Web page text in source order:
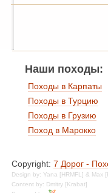
Наши походы:
Походы в Карпаты
Походы в Турцию
Походы в Грузию
Поход в Марокко
Copyright: 7 Дорог -
Design by: Yana [HRMFL] & Max
Content by: Dmitry [Krabat]